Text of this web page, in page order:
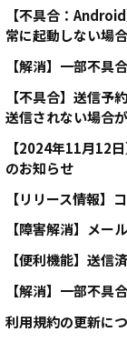
【不具合：
常に起動しない場
【解消】一部不具
【不具合】送信予
送信されない場合
【2024年11月12
のお知らせ
【リリース情報】
【障害解消】メー
【便利機能】送信
【解消】一部不具
利用規約の更新に